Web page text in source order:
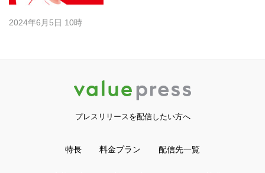
2024年6月5日 10時
プレスリリースを配信したい方へ
特長 料金プラン 配信先一覧